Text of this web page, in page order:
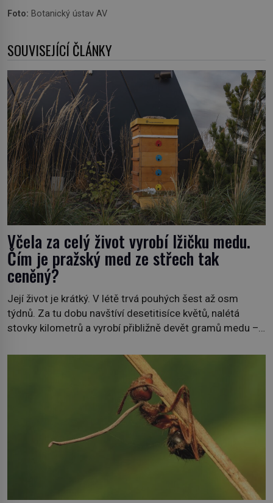
Foto: Botanický ústav AV
SOUVISEJÍCÍ ČLÁNKY
Včela za celý život vyrobí lžičku medu.
Čím je pražský med ze střech tak
ceněný?
Její život je krátký. V létě trvá pouhých šest až osm
týdnů. Za tu dobu navštíví desetitisíce květů, nalétá
stovky kilometrů a vyrobí přibližně devět gramů medu –
bezvýznamná. Teprve když se spojí s dalšími desítkami
tisíc příslušnic svého včelstva, vznikne jeden z
nejdokonalejších organismů […]